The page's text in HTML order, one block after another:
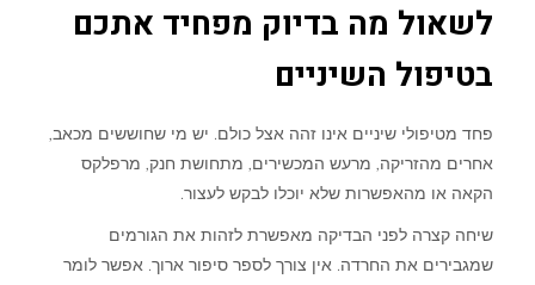
לשאול מה בדיוק מפחיד אתכם
בטיפול השיניים
פחד מטיפולי שיניים אינו זהה אצל כולם. יש מי שחוששים מכאב,
אחרים מהזריקה, מרעש המכשירים, מתחושת חנק, מרפלקס
הקאה או מהאפשרות שלא יוכלו לבקש לעצור.
שיחה קצרה לפני הבדיקה מאפשרת לזהות את הגורמים
שמגבירים את החרדה. אין צורך לספר סיפור ארוך. אפשר לומר